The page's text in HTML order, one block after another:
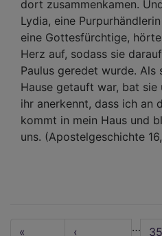
dort zusammenkamen.
Lydia, eine
eine Gottesfürchtige,
Herz auf, sodass sie
Paulus geredet wurde. Als
Hause getauft war, bat sie
ihr anerkennt, dass ich an
kommt in mein Haus und
uns. (Apostelgeschichte
First
«
Vorherige
‹
… 35